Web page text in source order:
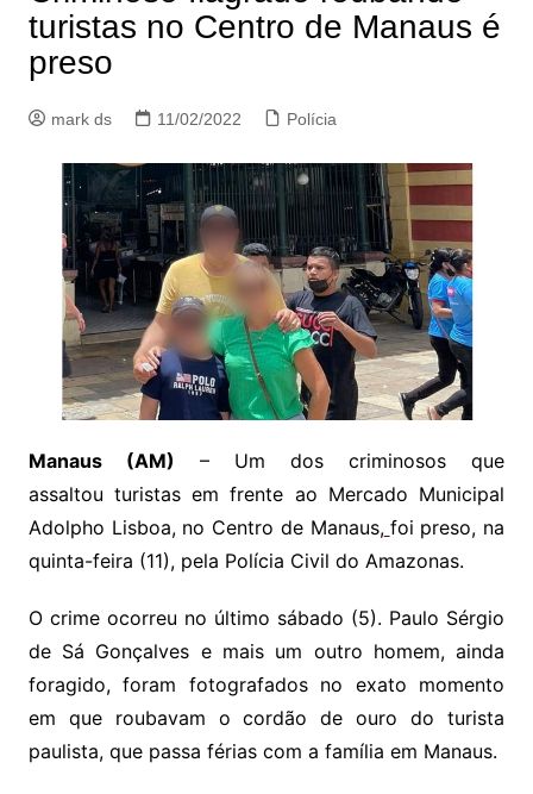
turistas no Centro de Manaus é
preso
mark ds 11/02/2022 Polícia
Manaus (AM) – Um dos criminosos que
assaltou turistas em frente ao Mercado Municipal
Adolpho Lisboa, no Centro de Manaus, foi preso, na
quinta-feira (11), pela Polícia Civil do Amazonas.
O crime ocorreu no último sábado (5). Paulo Sérgio
de Sá Gonçalves e mais um outro homem, ainda
foragido, foram fotografados no exato momento
em que roubavam o cordão de ouro do turista
paulista, que passa férias com a família em Manaus.